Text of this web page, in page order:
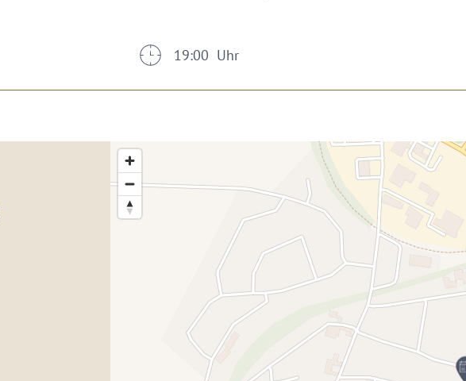
19:00 Uhr